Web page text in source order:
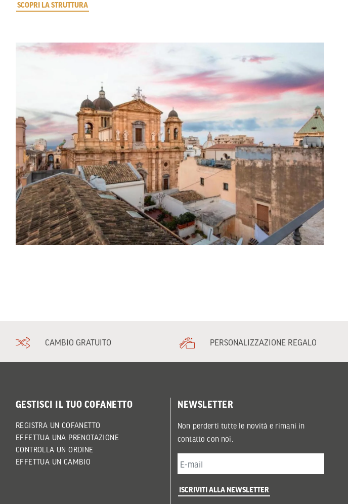
SCOPRI LA STRUTTURA
CAMBIO GRATUITO PERSONALIZZAZIONE REGALO
GESTISCI IL TUO COFANETTO
REGISTRA UN COFANETTO
EFFETTUA UNA PRENOTAZIONE
CONTROLLA UN ORDINE
EFFETTUA UN CAMBIO
NEWSLETTER
Non perderti tutte le novità e rimani in
contatto con noi.
ISCRIVITI ALLA NEWSLETTER